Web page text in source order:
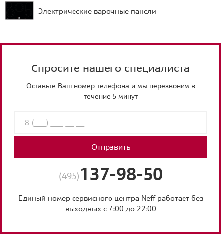
Электрические варочные панели
Спросите нашего специалиста
Оставьте Ваш номер телефона и мы перезвоним в
течение 5 минут
Отправить
(495) 137-98-50
Единый номер сервисного центра Neff работает без
выходных с 7:00 до 22:00